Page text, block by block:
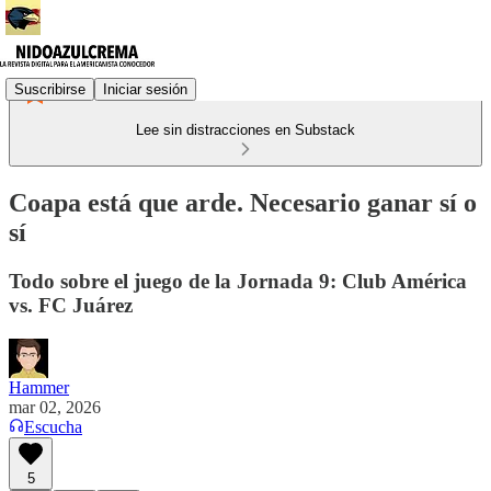
Suscribirse Iniciar sesión
Lee sin distracciones en Substack
Coapa está que arde. Necesario ganar sí o
sí
Todo sobre el juego de la Jornada 9: Club América
vs. FC Juárez
Hammer
mar 02, 2026
Escucha
5